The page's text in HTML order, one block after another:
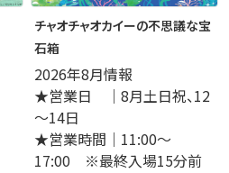
チャオチャオカイーの不思議な宝
石箱
2026年8月情報
★営業日 ｜8月土日祝、12
～14日
★営業時間｜11:00～
17:00 ※最終入場15分前